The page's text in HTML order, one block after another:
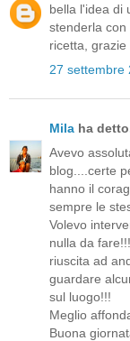
bella l'idea di
stenderla
ricetta, grazie
27 settembre
Mila ha
Avevo
blog....certe
hanno il
sempre le
Volevo
nulla da
riuscita ad
guardare
sul luogo!!!
Meglio
Buona